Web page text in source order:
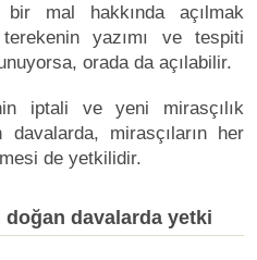
mal hakkında açılmak
yazımı ve tespiti
orada da açılabilir.
iptali ve yeni mirasçılık
mirasçıların her
de yetkilidir.
doğan davalarda yetki